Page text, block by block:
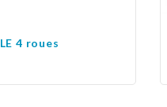
4 roues